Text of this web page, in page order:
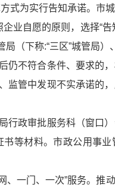
式为实行告知承诺。市
业自愿的原则，选择“
（下称:“三区”城管局
仍不符合条件、要求的
管中发现不实承诺的
行政审批服务科（窗口
等材料。市政公用事
、一门、一次”服务。推